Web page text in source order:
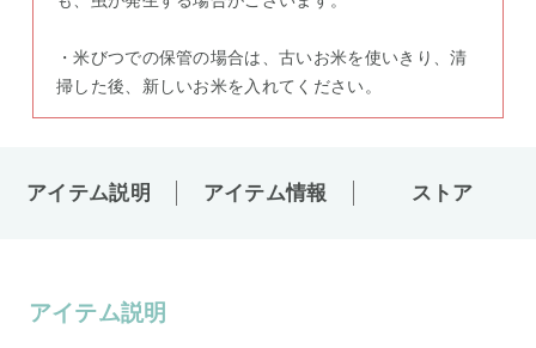
・米びつでの保管の場合は、古いお米を使いきり、清
掃した後、新しいお米を入れてください。
アイテム説明 アイテム情報 ストア
アイテム説明